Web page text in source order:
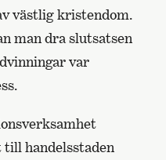
västlig kristendom.
man dra slutsatsen
var
handelsstaden